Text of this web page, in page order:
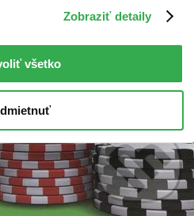
Zobraziť detaily
všetko